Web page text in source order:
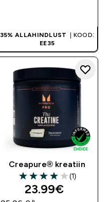
35% ALLAHINDLUST
| KOOD:
EE35
Creapure® kreatiin
4 out of 5 stars
(1)
23.99€‎